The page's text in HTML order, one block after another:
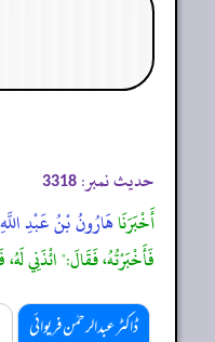
حدیث نمبر: 3318
أَخْبَرَنَاهَارُونُ بْنُ عَبْدِ اللَّهِ
فَأَخْبَرْتُهُ، فَقَالَ:" ائْذَنِي
ڈاکٹر عبدالرحمٰن فریوائی